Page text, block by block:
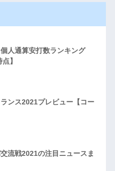
人通算安打数ランキング
】
ンス2021プレビュー【コー
流戦2021の注目ニュースま